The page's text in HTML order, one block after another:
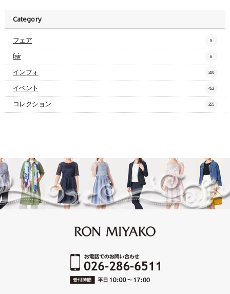
Category
フェア 5
fair 6
インフォ 200
イベント 452
コレクション 255